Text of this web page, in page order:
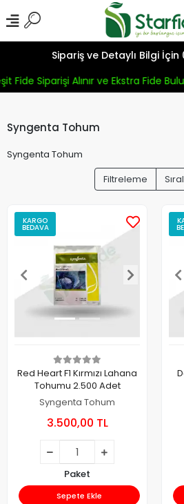
Sipariş ve Detaylı Bilgi
Fide Siparişi Alınır ve Ekstra Fide
Syngenta Tohum
Syngenta Tohum
Filtreleme
KARGO
BEDAVA
Red Heart F1 Kırmızı Lahana
Tohumu 2.500 Adet
Syngenta Tohum
3.500,00 TL
Paket
Sepete Ekle